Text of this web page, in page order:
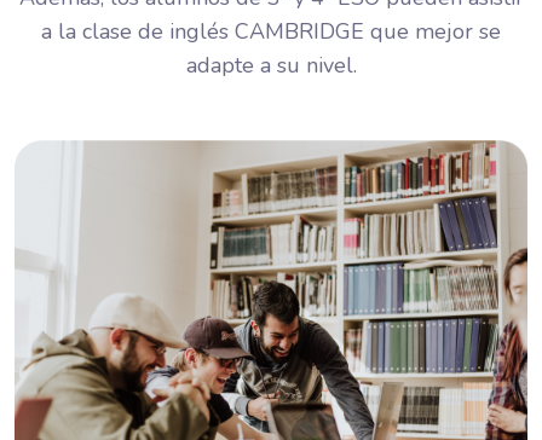
a la clase de inglés CAMBRIDGE que mejor se
adapte a su nivel.